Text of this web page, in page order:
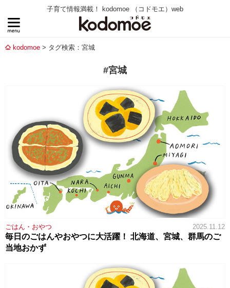
子育て情報満載！ kodomoe （コドモエ）web
kodomoe タグ検索：宮城
#宮城
ごはん・おやつ 2025.11.12
毎日のごはんやおやつに大活躍！ 北海道、宮城、群馬のご
当地おかず